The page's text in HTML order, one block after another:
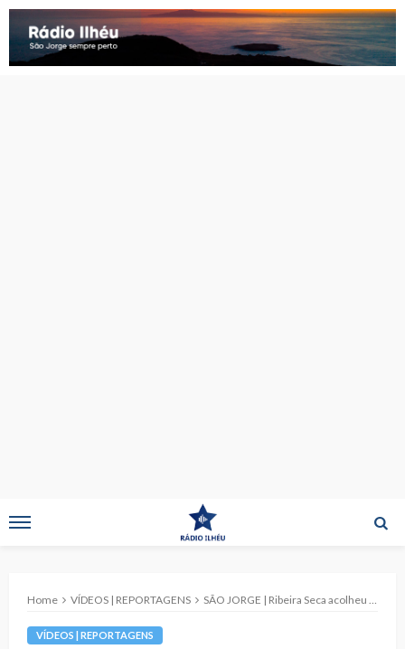
Home VÍDEOS | REPORTAGENS SÃO JORGE | Ribeira Seca acolheu VI edição do Festival do Peixe (c/ reportagem)
VÍDEOS | REPORTAGENS